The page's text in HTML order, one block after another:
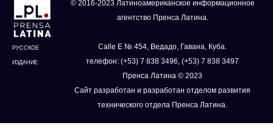
РУССКОЕ
ИЗДАНИЕ
© 2016-2023 Латиноамериканское информационное
агентство Пренса Латина.
Calle E № 454, Ведадо, Гавана, Куба.
телефон: (+53) 7 838 3496, (+53) 7 838 3497
Пренса Латина © 2023
Сайт разработан и разработан отделом развития
технического отдела Пренса Латина.